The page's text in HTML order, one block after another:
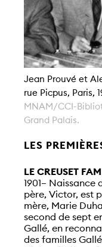
Jean Prouvé et
rue Picpus, Paris,
MNAM/CCI-
Grand Palais.
LES
LE CREUSET
1901– Naissance
père, Victor, est
mère, Marie
second de sept
Gallé, en
des familles